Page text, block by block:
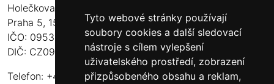
Tyto webové stránky používají
soubory cookies a další sledovací
nástroje s cílem vylepšení
uživatelského prostředí, zobrazení
přizpůsobeného obsahu a reklam,
Holečkova 789/49
Praha 5, 150 00
IČO: 09532935
DIČ: CZ09532935
Telefon: +420 737 107 003